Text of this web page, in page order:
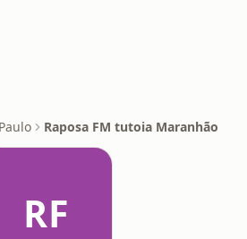
Raposa FM tutoia Maranhão
RF